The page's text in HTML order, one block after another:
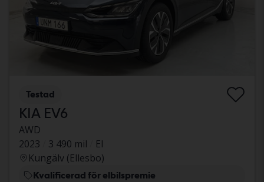
Testad
KIA EV6
AWD
2023
3 490 mil
El
Kungälv (Ellesbo)
Kvalificerad för elbilspremie